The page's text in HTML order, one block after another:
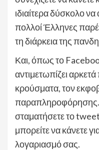
ιδιαίτερα δύσκολο
πολλοί Έλληνες
τη διάρκεια της
Και, όπως το
αντιμετωπίζει
κρούσματα, τον
παραπληροφόρησης.
σταματήσετε το tweet
μπορείτε να κάνετε
λογαριασμό σας.